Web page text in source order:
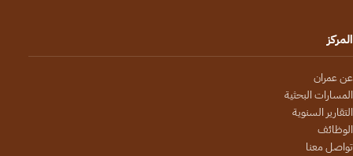
المركز
عن عمران
المسارات البحثية
التقارير السنوية
الوظائف
تواصل معنا